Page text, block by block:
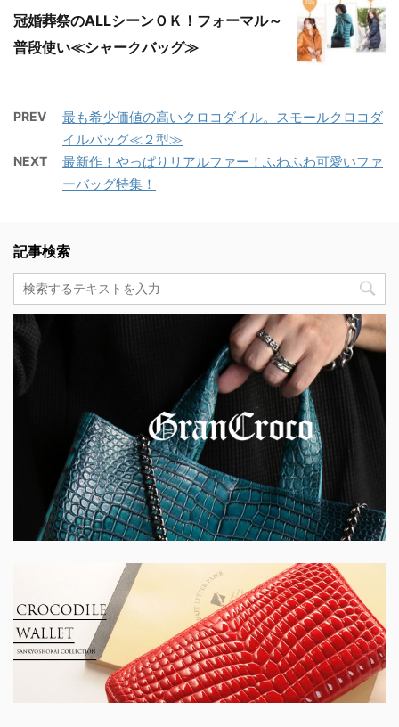
冠婚葬祭のALLシーンＯＫ！フォーマル～
普段使い≪シャークバッグ≫
PREV
最も希少価値の高いクロコダイル。スモールクロコダ
イルバッグ≪２型≫
NEXT
最新作！やっぱりリアルファー！ふわふわ可愛いファ
ーバッグ特集！
記事検索